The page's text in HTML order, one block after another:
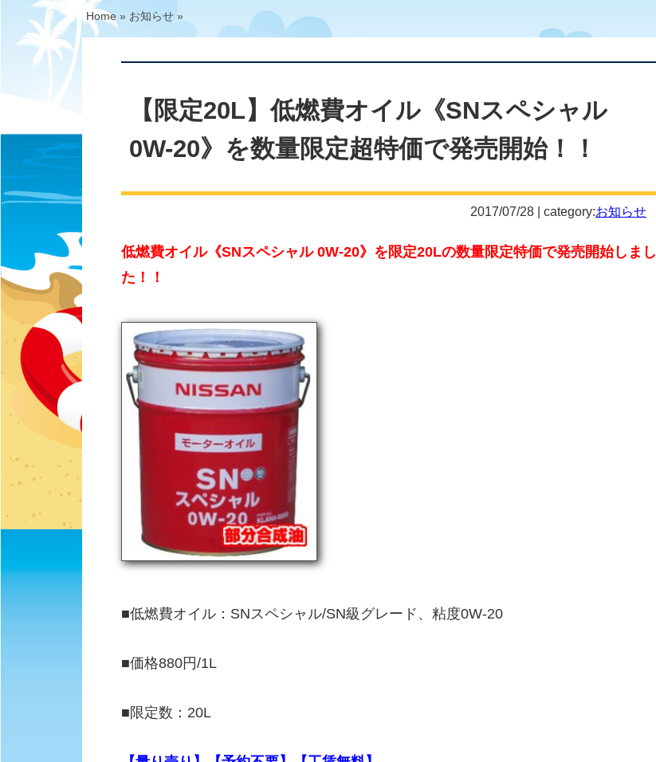
Home » お知らせ »
【限定20L】低燃費オイル《SNスペシャル
0W-20》を数量限定超特価で発売開始！！
2017/07/28 | category:お知らせ
低燃費オイル《SNスペシャル 0W-20》を限定20Lの数量限定特価で発売開始しまし
た！！
■低燃費オイル：SNスペシャル/SN級グレード、粘度0W-20
■価格880円/1L
■限定数：20L